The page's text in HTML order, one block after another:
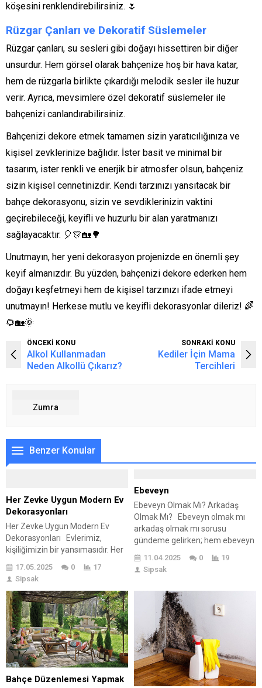
köşesini renklendirebilirsiniz. 🌷
Rüzgar Çanları ve Dekoratif Süslemeler
Rüzgar çanları, su sesleri gibi doğayı hissettiren bir diğer
unsurdur. Hem görsel olarak bahçenize hoş bir hava katar,
hem de rüzgarla birlikte çıkardığı melodik sesler ile huzur
verir. Ayrıca, mevsimlere özel dekoratif süslemeler ile
bahçenizi canlandırabilirsiniz.
Bahçenizi dekore etmek tamamen sizin yaratıcılığınıza ve
kişisel zevklerinize bağlıdır. İster basit ve minimal bir
tasarım, ister renkli ve enerjik bir atmosfer olsun, bahçeniz
sizin kişisel cennetinizdir. Kendi tarzınızı yansıtacak bir
bahçe dekorasyonu, sizin ve sevdiklerinizin vaktini
geçirebileceği, keyifli ve huzurlu bir alan yaratmanızı
sağlayacaktır. 🎈🎊🏡🌳
Unutmayın, her yeni dekorasyon projenizde en önemli şey
keyif almanızdır. Bu yüzden, bahçenizi dekore ederken hem
doğayı keşfetmeyi hem de kişisel tarzınızı ifade etmeyi
unutmayın! Herkese mutlu ve keyifli dekorasyonlar dileriz! 🌈
🌻🏡🌞
ÖNCEKİ KONU
Alkol Kullanmadan
Neden Alkollü Çıkarız?
SONRAKİ KONU
Kediler İçin Mama
Tercihleri
Zumra
Benzer Konular
Her Zevke Uygun Modern Ev
Dekorasyonları
Her Zevke Uygun Modern Ev
Dekorasyonları Evlerimiz,
kişiliğimizin bir yansımasıdır. Her
zevke uygun modern ev
dekorasyonları, evimizi sadece
bir mekan olmaktan çıkarıp bir
sanat eserine dönüştürmenin
keyfini sunar. Bu büyülü dünyada
dolaşırken, kendi evinizde
kendinizi ifade etmek ve huzur
bulmak için cesur seçimler
yapmaktan çekinmeyin. Her tarz,
bir hikaye...
17.05.2025 0
17
Sipsak
Ebeveyn
Ebeveyn Olmak Mı? Arkadaş
Olmak Mı? Ebeveyn olmak mı
arkadaş olmak mı sorusu
gündeme gelirken; hem ebeveyn
hem de arkadaş olmak elbette
mümkün oluyor. Çocuklarla
iletişim kurarken onlara
gibi yaklaşmak onlara huzur
veriyor. Arkadaş olmak ve onları
konu ne olursa olsun anlamak
gerekiyor. Kendine olan
güvenlerinin...
11.04.2025 0
19
Sipsak
Bahçe Düzenlemesi Yapmak